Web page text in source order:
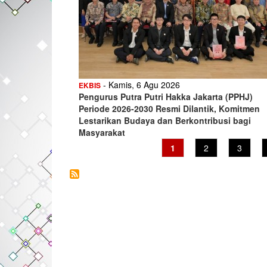
EKBIS - Kamis, 6 Agu 2026
Pengurus Putra Putri Hakka Jakarta (PPHJ)
Periode 2026-2030 Resmi Dilantik, Komitmen
Lestarikan Budaya dan Berkontribusi bagi
Masyarakat
Current
page
1 Page
2 Page
3